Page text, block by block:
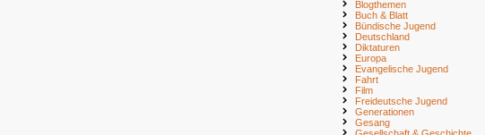
Blogthemen
Buch & Blatt
Bündische Jugend
Deutschland
Diktaturen
Europa
Evangelische Jugend
Fahrt
Film
Freideutsche Jugend
Generationen
Gesang
Gesellschaft & Geschichte